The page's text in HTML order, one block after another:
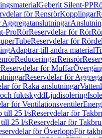
Geberit Silent-PP
för RensrörKopplingar
Aggregatanslutningar
ProRörReservdelar för Rör
Reservdelar för
Adaptrar till andra material
ReduceringarRensrör
Reservdelar för Muffar
Reservdelar för
för Raka anslutningar
fuktskyddLjudisolering
för Ventilationsventiler
till 25 l/sReservdelar för
25 l/sReservdelar för
för ÖverloppFör